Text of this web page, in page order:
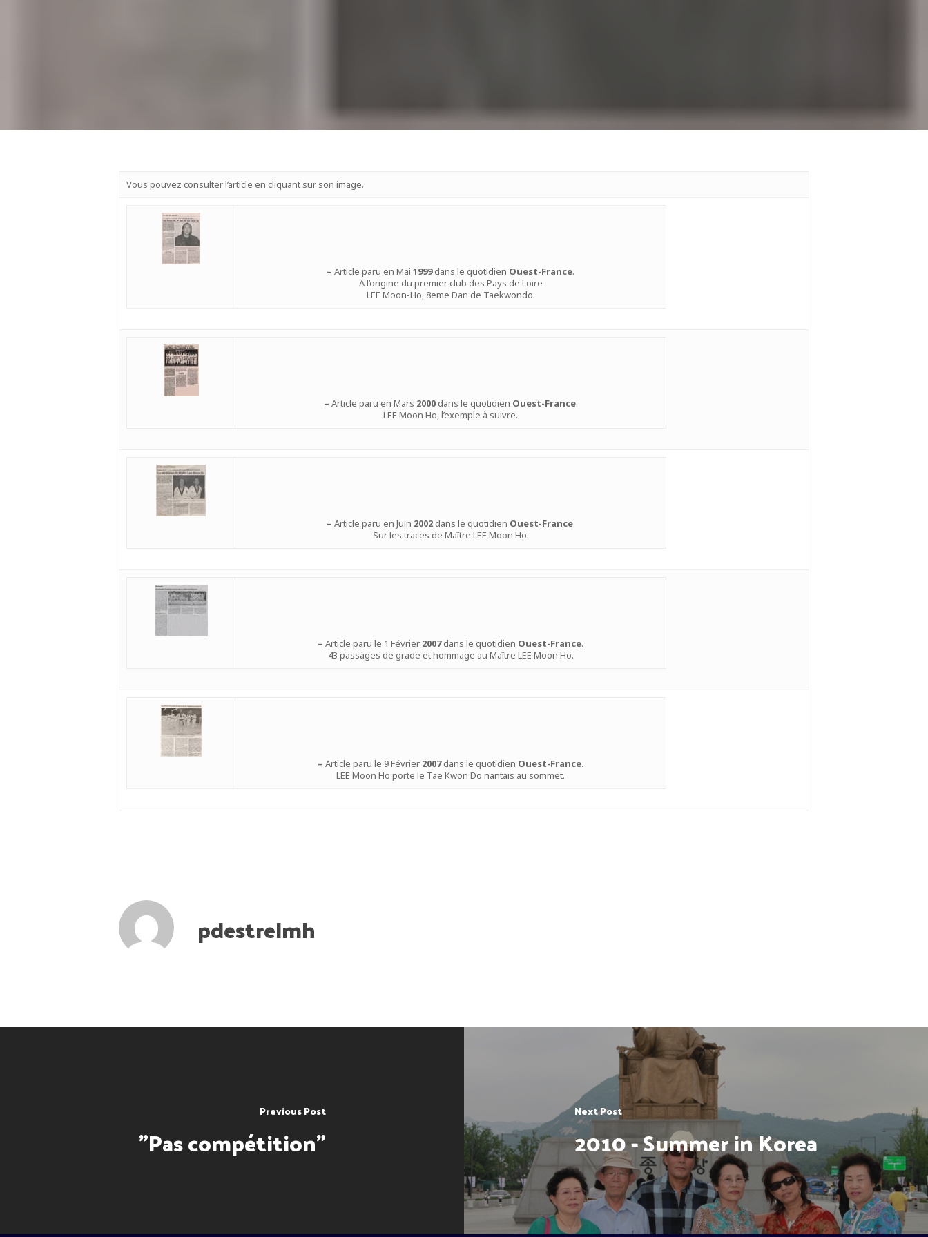
Vous pouvez consulter l’article en cliquant sur son image.
– Article paru en Mai 1999dans le quotidien Ouest-France.
A l’origine du premier club des Pays de Loire
LEE Moon-Ho, 8eme Dan de Taekwondo.
– Article paru en Mars 2000dans le quotidien Ouest-France.
LEE Moon Ho, l’exemple à suivre.
– Article paru en Juin 2002dans le quotidien Ouest-France.
Sur les traces de Maître LEE Moon Ho.
– Article paru le 1 Février 2007dans le quotidien Ouest-France.
43 passages de grade et hommage au Maître LEE Moon Ho.
– Article paru le 9 Février 2007dans le quotidien Ouest-France.
LEE Moon Ho porte le Tae Kwon Do nantais au sommet.
pdestrelmh
Previous Post
"Pas compétition"
Next Post
2010 - Summer in Korea